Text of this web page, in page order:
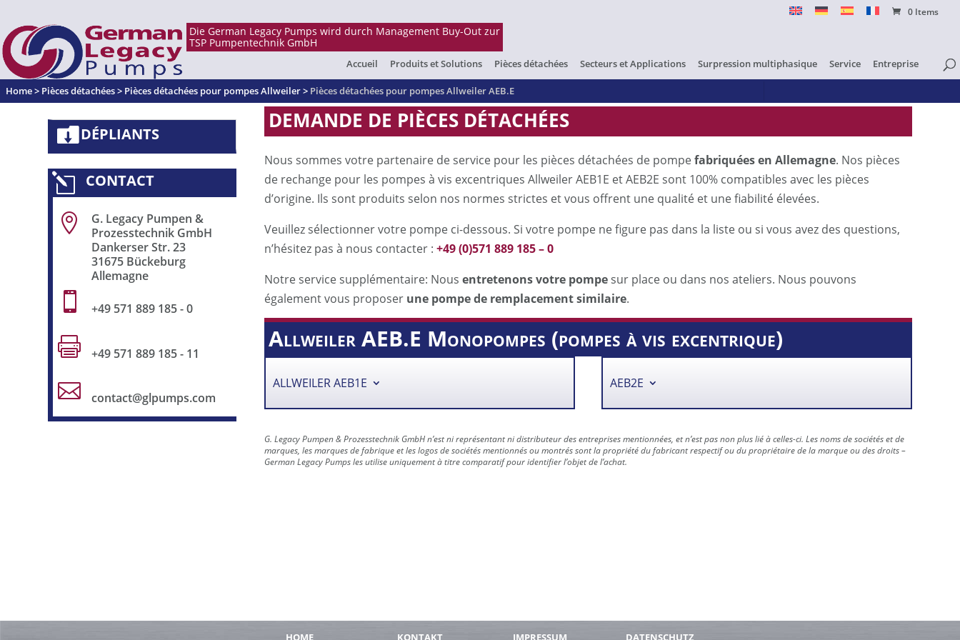
0 Items
Accueil Produits et Solutions Pièces détachées Secteurs et Applications Surpression multiphasique Service Entreprise
Home> Pièces détachées> Pièces détachées pour pompes Allweiler> Pièces détachées pour pompes Allweiler AEB.E
DÉPLIANTS
l CONTACT

G. Legacy Pumpen &
Prozesstechnik GmbH
Dankerser Str. 23
31675 Bückeburg
Allemagne
 +49 571 889 185 - 0
 +49 571 889 185 - 11
 contact@glpumps.com
DEMANDE DE PIÈCES DÉTACHÉES
Nous sommes votre partenaire de service pour les pièces détachées de pompefabriquées en Allemagne. Nos pièces
de rechange pour les pompes à vis excentriques Allweiler AEB1E et AEB2E sont 100% compatibles avec les pièces
d’origine. Ils sont produits selon nos normes strictes et vous offrent une qualité et une fiabilité élevées.
Veuillez sélectionner votre pompe ci-dessous. Si votre pompe ne figure pas dans la liste ou si vous avez des questions,
n’hésitez pas à nous contacter : +49 (0)571 889 185 – 0
Notre service supplémentaire: Nous entretenons votre pompesur place ou dans nos ateliers. Nous pouvons
également vous proposer une pompe de remplacement similaire.
Allweiler AEB.E Monopompes (pompes à vis excentrique)
ALLWEILER AEB1E AEB2E
G. Legacy Pumpen & Prozesstechnik GmbH n’est ni représentant ni distributeur des entreprises mentionnées, et n’est pas non plus lié à celles-ci. Les noms de sociétés et de
marques, les marques de fabrique et les logos de sociétés mentionnés ou montrés sont la propriété du fabricant respectif ou du propriétaire de la marque ou des droits –
German Legacy Pumps les utilise uniquement à titre comparatif pour identifier l’objet de l’achat.
HOME KONTAKT IMPRESSUM DATENSCHUTZ